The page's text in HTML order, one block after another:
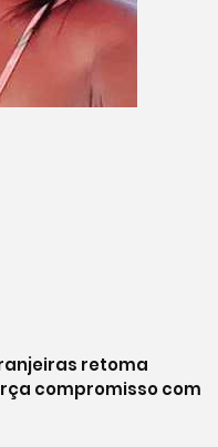
retoma
compromisso com